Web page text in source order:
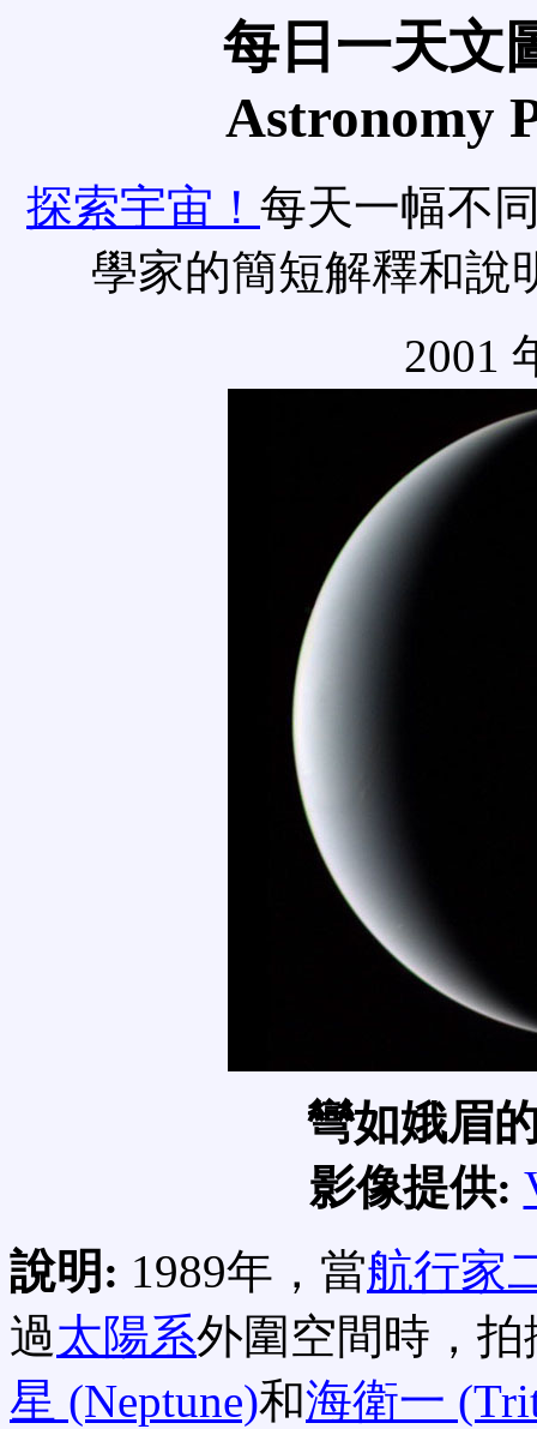
每日一天文
Astronomy
探索宇宙！ 每天一幅不
學家的簡短解釋和說
2001
彎如娥眉
影像提供:
說明: 1989年，當航行家
過太陽系外圍空間時，
星 (Neptune)和海衛一